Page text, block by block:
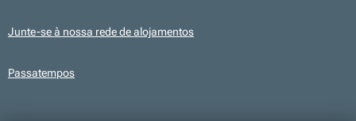
Junte-se à nossa rede de alojamentos
Passatempos